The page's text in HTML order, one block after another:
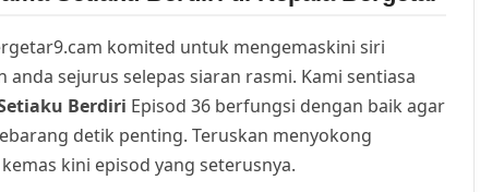
komited untuk mengemaskini siri
anda sejurus selepas siaran rasmi. Kami sentiasa
Berdiri Episod 36 berfungsi dengan baik agar
detik penting. Teruskan menyokong
kini episod yang seterusnya.